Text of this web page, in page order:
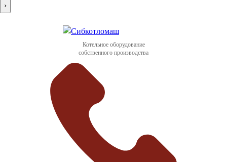
›
Котельное оборудование
собственного производства